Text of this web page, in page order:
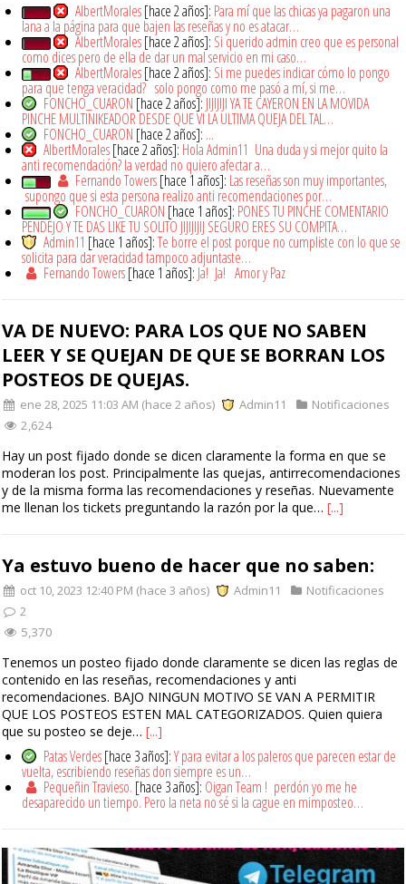
AlbertMorales[hace 2 años]: Para mí que las chicas ya pagaron una
lana a la página para que bajen las reseñas y no es atacar…
AlbertMorales[hace 2 años]: Si querido admin creo que es personal
como dices pero de ella de dar un mal servicio en mi caso…
AlbertMorales[hace 2 años]: Si me puedes indicar cómo lo pongo
para que tenga veracidad? solo pongo como me pasó a mí, si me…
FONCHO_CUARON [hace 2 años]: JIJIJIJI YA TE CAYERON EN LA MOVIDA
PINCHE MULTINIKEADOR DESDE QUE VI LA ULTIMA QUEJA DEL TAL…
FONCHO_CUARON [hace 2 años]: ...
AlbertMorales[hace 2 años]: Hola Admin11 Una duda y si mejor quito la
anti recomendación? la verdad no quiero afectar a…
Fernando Towers[hace 1 años]: Las reseñas son muy importantes,
supongo que si esta persona realizo anti recomendaciones por…
FONCHO_CUARON [hace 1 años]: PONES TU PINCHE COMENTARIO
PENDEJO Y TE DAS LIKE TU SOLITO JIJIJIJIJ SEGURO ERES SU COMPITA…
Admin11 [hace 1 años]:Te borre el post porque no cumpliste con lo que se
solicita para dar veracidad tampoco adjuntaste…
Fernando Towers[hace 1 años]: Ja! Ja! Amor y Paz
VA DE NUEVO: PARA LOS QUE NO SABEN
LEER Y SE QUEJAN DE QUE SE BORRAN LOS
POSTEOS DE QUEJAS.
ene 28, 2025 11:03 AM (hace 2 años) Admin11
Notificaciones
2,624
Hay un post fijado donde se dicen claramente la forma en que se
moderan los post. Principalmente las quejas, antirrecomendaciones
y de la misma forma las recomendaciones y reseñas. Nuevamente
me llenan los tickets preguntando la razón por la que… [...]
Ya estuvo bueno de hacer que no saben:
oct 10, 2023 12:40 PM (hace 3 años) Admin11
Notificaciones
2
5,370
Tenemos un posteo fijado donde claramente se dicen las reglas de
contenido en las reseñas, recomendaciones y anti
recomendaciones. BAJO NINGUN MOTIVO SE VAN A PERMITIR
QUE LOS POSTEOS ESTEN MAL CATEGORIZADOS. Quien quiera
que su posteo se deje… [...]
Patas Verdes[hace 3 años]:Y para evitar a los paleros que parecen estar de
vuelta, escribiendo reseñas don siempre es un…
Pequeñin Travieso. [hace 3 años]: Oigan Team ! perdón yo me he
desaparecido un tiempo. Pero la neta no sé si la cague en mimposteo…